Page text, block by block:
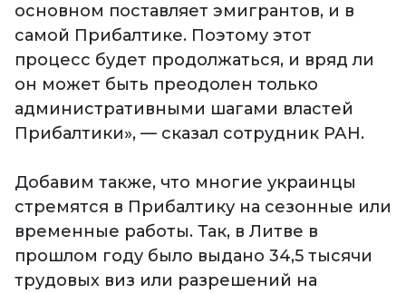
основном поставляет эмигрантов, и в
самой Прибалтике. Поэтому этот
процесс будет продолжаться, и вряд ли
он может быть преодолен только
административными шагами властей
Прибалтики», — сказал сотрудник РАН.
Добавим также, что многие украинцы
стремятся в Прибалтику на сезонные или
временные работы. Так, в Литве в
прошлом году было выдано 34,5 тысячи
трудовых виз или разрешений на